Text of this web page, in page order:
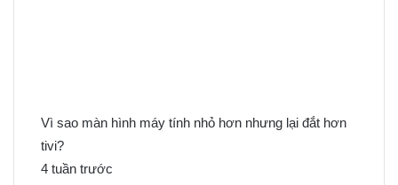
Vì sao màn hình máy tính nhỏ hơn nhưng lại đắt hơn
tivi?
4 tuần trước